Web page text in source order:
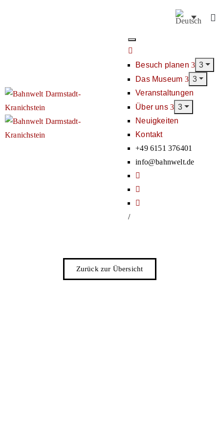
Besuch planen
Das Museum
Veranstaltungen
Über uns
Neuigkeiten
Kontakt
+49 6151 376401
info@bahnwelt.de
/
Zurück zur Übersicht